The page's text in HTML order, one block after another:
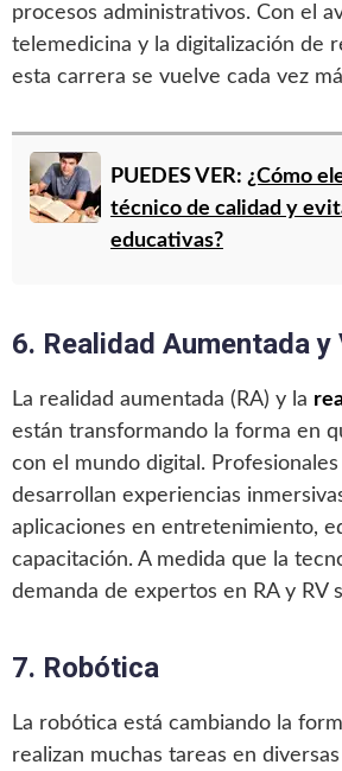
procesos administrativos. Con el
telemedicina y la digitalización de
esta carrera se vuelve cada vez
PUEDES VER: ¿Cómo
técnico de calidad y
educativas?
6. Realidad Aumentada
La realidad aumentada (RA) y la
están transformando la forma en
con el mundo digital.
desarrollan experiencias
aplicaciones en entretenimiento,
capacitación. A medida que la
demanda de expertos en RA y RV
7. Robótica
La robótica está cambiando la
realizan muchas tareas en